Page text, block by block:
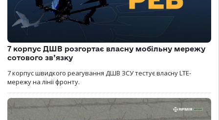
7 корпус ДШВ розгортає власну мобільну мережу
сотового зв’язку
7 корпус швидкого реагування ДШВ ЗСУ тестує власну LTE-
мережу на лінії фронту.